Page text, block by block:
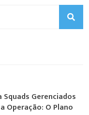
Gerenciados
Operação: O Plano